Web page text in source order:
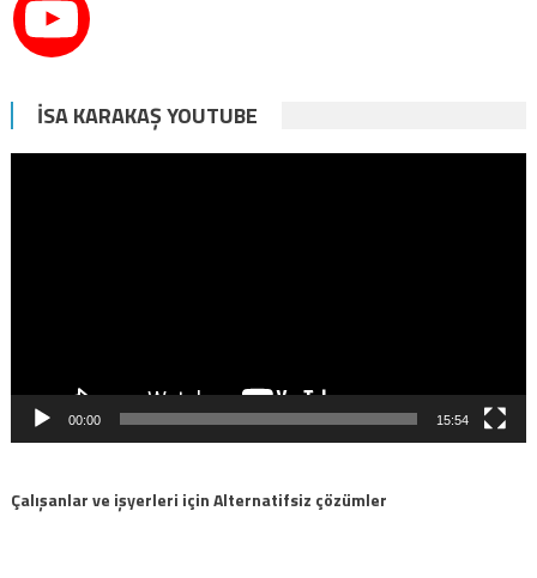
İSA KARAKAŞ YOUTUBE
00:00 15:54
Çalışanlar ve işyerleri için Alternatifsiz çözümler